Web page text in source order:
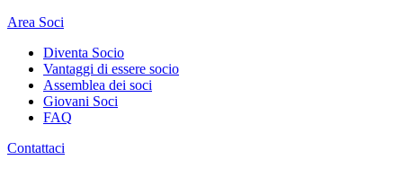
Area Soci
Diventa Socio
Vantaggi di essere socio
Assemblea dei soci
Giovani Soci
FAQ
Contattaci